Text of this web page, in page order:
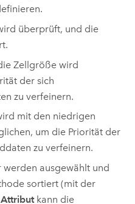
überprüft, und die
Zellgröße wird
der sich
zu verfeinern.
mit den niedrigen
um die Priorität der
zu verfeinern.
ausgewählt und
sortiert (mit der
kann die